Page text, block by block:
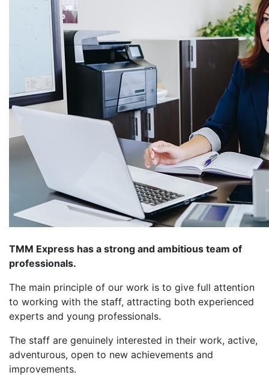
TMM Express has a strong and ambitious team of
professionals.
The main principle of our work is to give full attention
to working with the staff, attracting both experienced
experts and young professionals.
The staff are genuinely interested in their work, active,
adventurous, open to new achievements and
improvements.